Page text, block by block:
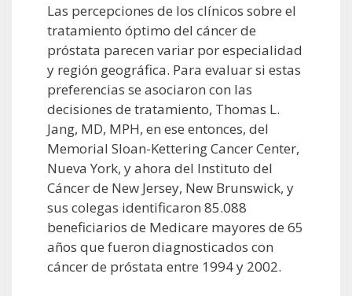
Las percepciones de los clínicos sobre el
tratamiento óptimo del cáncer de
próstata parecen variar por especialidad
y región geográfica. Para evaluar si estas
preferencias se asociaron con las
decisiones de tratamiento, Thomas L.
Jang, MD, MPH, en ese entonces, del
Memorial Sloan-Kettering Cancer Center,
Nueva York, y ahora del Instituto del
Cáncer de New Jersey, New Brunswick, y
sus colegas identificaron 85.088
beneficiarios de Medicare mayores de 65
años que fueron diagnosticados con
cáncer de próstata entre 1994 y 2002.